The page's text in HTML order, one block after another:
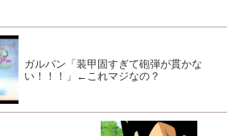
ガルパン「装甲固すぎて砲弾が貫かな
い！！！」←これマジなの？